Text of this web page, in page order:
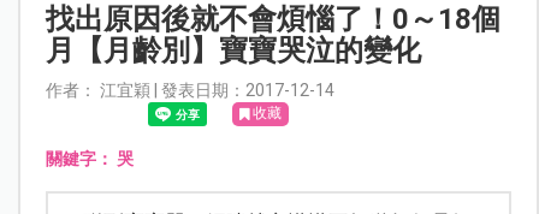
找出原因後就不會煩惱了！0～18個
月【月齡別】寶寶哭泣的變化
作者： 江宜穎 | 發表日期：2017-12-14
收藏
關鍵字： 哭